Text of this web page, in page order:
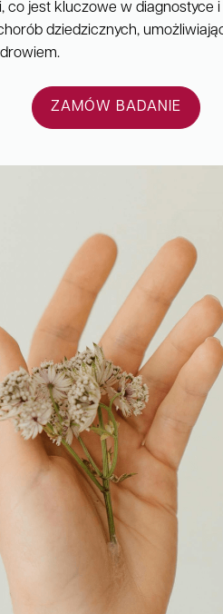
jest kluczowe w diagnostyce
dziedzicznych,
ZAMÓW BADANIE